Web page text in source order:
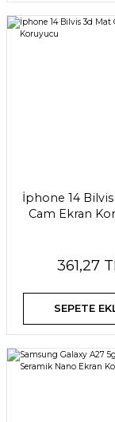
İphone 14
Cam Ekran
361,27
SEPETE